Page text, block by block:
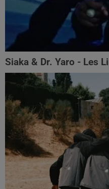
Siaka & Dr. Yaro - Les